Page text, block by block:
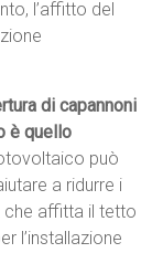
l’affitto del
di capannoni
è quello
può
a ridurre i
che affitta il tetto
l’installazione